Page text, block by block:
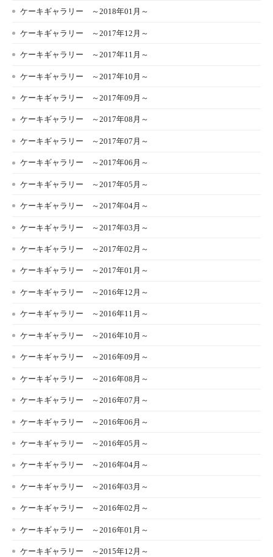
ケーキギャラリー ～2018年01月～
ケーキギャラリー ～2017年12月～
ケーキギャラリー ～2017年11月～
ケーキギャラリー ～2017年10月～
ケーキギャラリー ～2017年09月～
ケーキギャラリー ～2017年08月～
ケーキギャラリー ～2017年07月～
ケーキギャラリー ～2017年06月～
ケーキギャラリー ～2017年05月～
ケーキギャラリー ～2017年04月～
ケーキギャラリー ～2017年03月～
ケーキギャラリー ～2017年02月～
ケーキギャラリー ～2017年01月～
ケーキギャラリー ～2016年12月～
ケーキギャラリー ～2016年11月～
ケーキギャラリー ～2016年10月～
ケーキギャラリー ～2016年09月～
ケーキギャラリー ～2016年08月～
ケーキギャラリー ～2016年07月～
ケーキギャラリー ～2016年06月～
ケーキギャラリー ～2016年05月～
ケーキギャラリー ～2016年04月～
ケーキギャラリー ～2016年03月～
ケーキギャラリー ～2016年02月～
ケーキギャラリー ～2016年01月～
ケーキギャラリー ～2015年12月～